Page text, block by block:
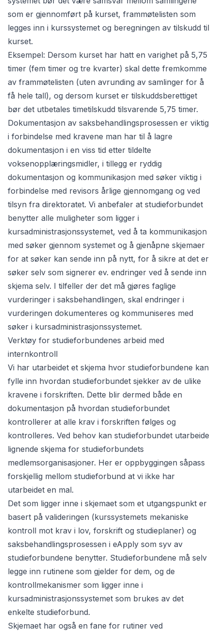
som er gjennomført på kurset, frammøtelisten som
legges inn i kurssystemet og beregningen av tilskudd til
kurset.
Eksempel: Dersom kurset har hatt en varighet på 5,75
timer (fem timer og tre kvarter) skal dette fremkomme
av frammøtelisten (uten avrunding av samlinger for å
få hele tall), og dersom kurset er tilskuddsberettiget
bør det utbetales timetilskudd tilsvarende 5,75 timer.
Dokumentasjon av saksbehandlingsprosessen er viktig
i forbindelse med kravene man har til å lagre
dokumentasjon i en viss tid etter tildelte
voksenopplæringsmidler, i tillegg er ryddig
dokumentasjon og kommunikasjon med søker viktig i
forbindelse med revisors årlige gjennomgang og ved
tilsyn fra direktoratet. Vi anbefaler at studieforbundet
benytter alle muligheter som ligger i
kursadministrasjonssystemet, ved å ta kommunikasjon
med søker gjennom systemet og å gjenåpne skjemaer
for at søker kan sende inn på nytt, for å sikre at det er
søker selv som signerer ev. endringer ved å sende inn
skjema selv. I tilfeller der det må gjøres faglige
vurderinger i saksbehandlingen, skal endringer i
vurderingen dokumenteres og kommuniseres med
søker i kursadministrasjonssystemet.
Verktøy for studieforbundenes arbeid med
internkontroll
Vi har utarbeidet et skjema hvor studieforbundene kan
fylle inn hvordan studieforbundet sjekker av de ulike
kravene i forskriften. Dette blir dermed både en
dokumentasjon på hvordan studieforbundet
kontrollerer at alle krav i forskriften følges og
kontrolleres. Ved behov kan studieforbundet utarbeide
lignende skjema for studieforbundets
medlemsorganisasjoner. Her er oppbyggingen såpass
forskjellig mellom studieforbund at vi ikke har
utarbeidet en mal.
Det som ligger inne i skjemaet som et utgangspunkt er
basert på valideringen (kurssystemets mekaniske
kontroll mot krav i lov, forskrift og studieplaner) og
saksbehandlingsprosessen i eApply som syv av
studieforbundene benytter. Studieforbundene må selv
legge inn rutinene som gjelder for dem, og de
kontrollmekanismer som ligger inne i
kursadministrasjonssystemet som brukes av det
enkelte studieforbund.
Skjemaet har også en fane for rutiner ved